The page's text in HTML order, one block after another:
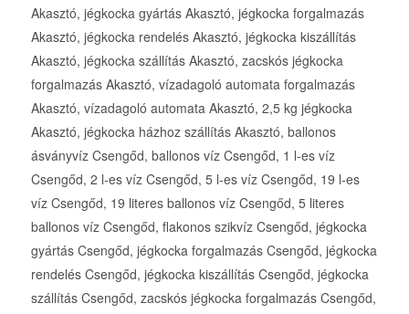
Akasztó, jégkocka gyártás Akasztó, jégkocka forgalmazás
Akasztó, jégkocka rendelés Akasztó, jégkocka kiszállítás
Akasztó, jégkocka szállítás Akasztó, zacskós jégkocka
forgalmazás Akasztó, vízadagoló automata forgalmazás
Akasztó, vízadagoló automata Akasztó, 2,5 kg jégkocka
Akasztó, jégkocka házhoz szállítás Akasztó, ballonos
ásványvíz Csengőd, ballonos víz Csengőd, 1 l-es víz
Csengőd, 2 l-es víz Csengőd, 5 l-es víz Csengőd, 19 l-es
víz Csengőd, 19 literes ballonos víz Csengőd, 5 literes
ballonos víz Csengőd, flakonos szikvíz Csengőd, jégkocka
gyártás Csengőd, jégkocka forgalmazás Csengőd, jégkocka
rendelés Csengőd, jégkocka kiszállítás Csengőd, jégkocka
szállítás Csengőd, zacskós jégkocka forgalmazás Csengőd,